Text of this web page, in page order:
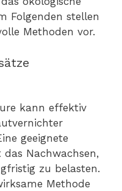
Folgenden stellen
Methoden vor.
kann effektiv
geeignete
Nachwachsen,
zu belasten.
Methode